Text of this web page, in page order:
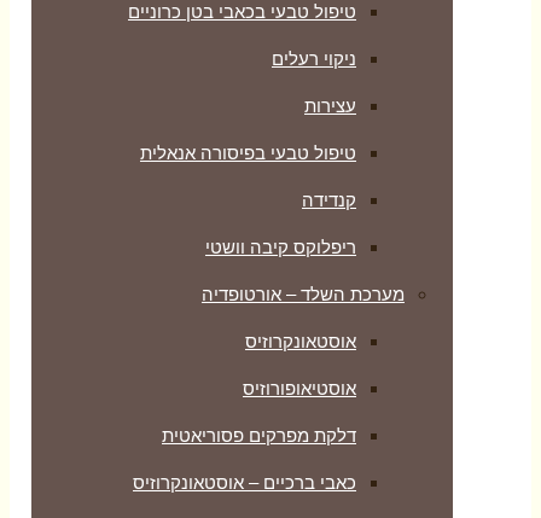
טיפול טבעי בכאבי בטן כרוניים
ניקוי רעלים
עצירות
טיפול טבעי בפיסורה אנאלית
קנדידה
ריפלוקס קיבה וושטי
מערכת השלד – אורטופדיה
אוסטאונקרוזיס
אוסטיאופורוזיס
דלקת מפרקים פסוריאטית
כאבי ברכיים – אוסטאונקרוזיס